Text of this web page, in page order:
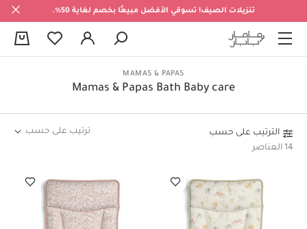
تنزيلات الصيف! تسوقي الأفضل مبيعًا بخصم لغاية 50%.
MAMAS & PAPAS
Mamas & Papas Bath Baby care
الترتيب على حسب
14 العناصر
ترتيب على حسب